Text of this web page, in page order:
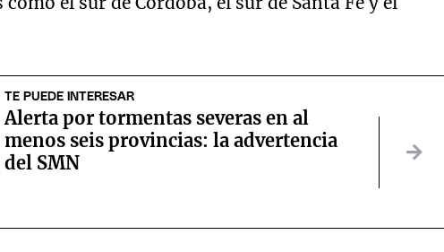
TE PUEDE INTERESAR
Alerta por tormentas severas en al
menos seis provincias: la advertencia
del SMN